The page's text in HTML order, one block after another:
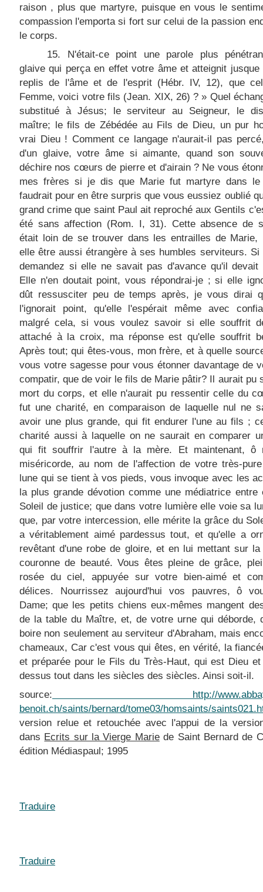
raison , plus que martyre, puisque en vous le
compassion l'emporta si fort sur celui de la passion
le corps.
15. N'était-ce point une parole plus
glaive qui perça en effet votre âme et atteignit jusque
replis de l'âme et de l'esprit (Hébr. IV, 12), que
Femme, voici votre fils (Jean. XIX, 26) ? » Quel
substitué à Jésus; le serviteur au Seigneur, le
maître; le fils de Zébédée au Fils de Dieu, un pur
vrai Dieu ! Comment ce langage n'aurait-il pas
d'un glaive, votre âme si aimante, quand son
déchire nos cœurs de pierre et d'airain ? Ne vous
mes frères si je dis que Marie fut martyre dans
faudrait pour en être surpris que vous eussiez oublié
grand crime que saint Paul ait reproché aux Gentils
été sans affection (Rom. I, 31). Cette absence de
était loin de se trouver dans les entrailles de Marie,
elle être aussi étrangère à ses humbles serviteurs. Si
demandez si elle ne savait pas d'avance qu'il devait
Elle n'en doutait point, vous répondrai-je ; si elle
dût ressusciter peu de temps après, je vous dirai
l'ignorait point, qu'elle l'espérait même avec
malgré cela, si vous voulez savoir si elle souffrit
attaché à la croix, ma réponse est qu'elle souffrit
Après tout; qui êtes-vous, mon frère, et à quelle
vous votre sagesse pour vous étonner davantage de
compatir, que de voir le fils de Marie pâtir? Il aurait pu
mort du corps, et elle n'aurait pu ressentir celle du
fut une charité, en comparaison de laquelle nul ne
avoir une plus grande, qui fit endurer l'une au fils ;
charité aussi à laquelle on ne saurait en comparer
qui fit souffrir l'autre à la mère. Et maintenant, ô
miséricorde, au nom de l'affection de votre très-
lune qui se tient à vos pieds, vous invoque avec les
la plus grande dévotion comme une médiatrice entre
Soleil de justice; que dans votre lumière elle voie sa
que, par votre intercession, elle mérite la grâce du
a véritablement aimé pardessus tout, et qu'elle a
revêtant d'une robe de gloire, et en lui mettant sur
couronne de beauté. Vous êtes pleine de grâce,
rosée du ciel, appuyée sur votre bien-aimé et
délices. Nourrissez aujourd'hui vos pauvres, ô
Dame; que les petits chiens eux-mêmes mangent
de la table du Maître, et, de votre urne qui déborde,
boire non seulement au serviteur d'Abraham, mais
chameaux, Car c'est vous qui êtes, en vérité, la
et préparée pour le Fils du Très-Haut, qui est Dieu
dessus tout dans les siècles des siècles. Ainsi soit-il.
source: http://www.abbaye-
benoit.ch/saints/bernard/tome03/homsaints/
version relue et retouchée avec l'appui de la
dans Ecrits sur la Vierge Mariede Saint Bernard de
édition Médiaspaul; 1995
Traduire
Traduire